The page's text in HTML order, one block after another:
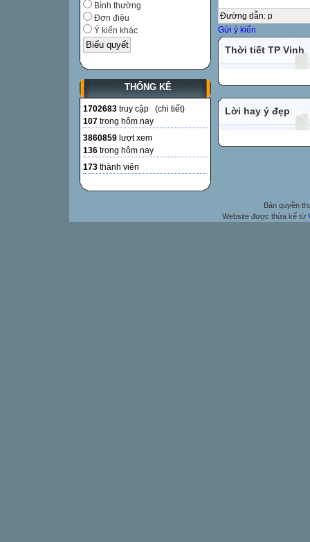
Bình thường
Đơn điệu
Ý kiến khác
THỐNG KÊ
1702683 truy cập (chi tiết)
107 trong hôm nay
3860859 lượt xem
136 trong hôm nay
173 thành viên
Đường dẫn: p
Gửi ý kiến
Thời tiết TP Vinh
Lời hay ý đẹp
Bản quyền
Website được thừa kế từ